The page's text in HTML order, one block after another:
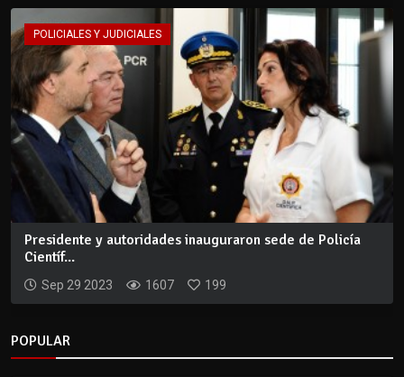
POLICIALES Y JUDICIALES
Presidente y autoridades inauguraron sede de Policía
Científ...
Sep 29 2023 1607 199
POPULAR